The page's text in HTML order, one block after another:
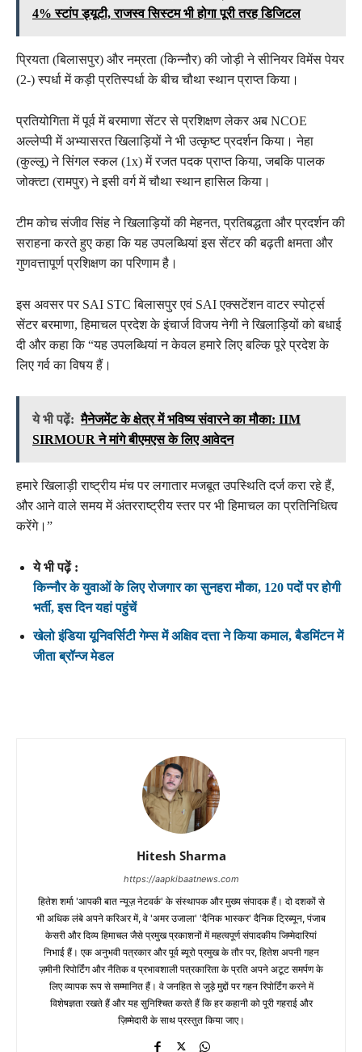
4% स्टांप ड्यूटी, राजस्व सिस्टम भी होगा पूरी तरह डिजिटल
प्रियता (बिलासपुर) और नम्रता (किन्नौर) की जोड़ी ने सीनियर विमेंस पेयर
(2-) स्पर्धा में कड़ी प्रतिस्पर्धा के बीच चौथा स्थान प्राप्त किया।
प्रतियोगिता में पूर्व में बरमाणा सेंटर से प्रशिक्षण लेकर अब NCOE
अल्लेप्पी में अभ्यासरत खिलाड़ियों ने भी उत्कृष्ट प्रदर्शन किया। नेहा
(कुल्लू) ने सिंगल स्कल (1x) में रजत पदक प्राप्त किया, जबकि पालक
जोक्त्टा (रामपुर) ने इसी वर्ग में चौथा स्थान हासिल किया।
टीम कोच संजीव सिंह ने खिलाड़ियों की मेहनत, प्रतिबद्धता और प्रदर्शन की
सराहना करते हुए कहा कि यह उपलब्धियां इस सेंटर की बढ़ती क्षमता और
गुणवत्तापूर्ण प्रशिक्षण का परिणाम है।
इस अवसर पर SAI STC बिलासपुर एवं SAI एक्सटेंशन वाटर स्पोर्ट्स
सेंटर बरमाणा, हिमाचल प्रदेश के इंचार्ज विजय नेगी ने खिलाड़ियों को बधाई
दी और कहा कि “यह उपलब्धियां न केवल हमारे लिए बल्कि पूरे प्रदेश के
लिए गर्व का विषय हैं।
ये भी पढ़ें: मैनेजमेंट के क्षेत्र में भविष्य संवारने का मौका: IIM
SIRMOUR ने मांगे बीएमएस के लिए आवेदन
हमारे खिलाड़ी राष्ट्रीय मंच पर लगातार मजबूत उपस्थिति दर्ज करा रहे हैं,
और आने वाले समय में अंतरराष्ट्रीय स्तर पर भी हिमाचल का प्रतिनिधित्व
करेंगे।”
ये भी पढ़ें :
किन्नौर के युवाओं के लिए रोजगार का सुनहरा मौका, 120 पदों पर होगी
भर्ती, इस दिन यहां पहुंचें
खेलो इंडिया यूनिवर्सिटी गेम्स में अक्षिव दत्ता ने किया कमाल, बैडमिंटन में
जीता ब्रॉन्ज मेडल
Hitesh Sharma
https://aapkibaatnews.com
हितेश शर्मा 'आपकी बात न्यूज़ नेटवर्क' के संस्थापक और मुख्य संपादक हैं। दो दशकों से
भी अधिक लंबे अपने करिअर में, वे 'अमर उजाला' 'दैनिक भास्कर' दैनिक ट्रिब्यून, पंजाब
केसरी और दिव्य हिमाचल जैसे प्रमुख प्रकाशनों में महत्वपूर्ण संपादकीय जिम्मेदारियां
निभाई हैं। एक अनुभवी पत्रकार और पूर्व ब्यूरो प्रमुख के तौर पर, हितेश अपनी गहन
ज़मीनी रिपोर्टिंग और नैतिक व प्रभावशाली पत्रकारिता के प्रति अपने अटूट समर्पण के
लिए व्यापक रूप से सम्मानित हैं। वे जनहित से जुड़े मुद्दों पर गहन रिपोर्टिंग करने में
विशेषज्ञता रखते हैं और यह सुनिश्चित करते हैं कि हर कहानी को पूरी गहराई और
ज़िम्मेदारी के साथ प्रस्तुत किया जाए।